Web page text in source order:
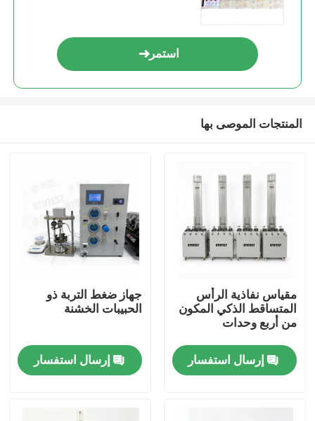
منزل
المنتجات
حول بنا
استمر
المنتجات الموصى بها
مقياس نفاذية الرأس
المتساقط الذكي المكون
من أربع وحدات
إرسال استفسار
جهاز ضغط التربة ذو
الحبيبات الخشنة
إرسال استفسار